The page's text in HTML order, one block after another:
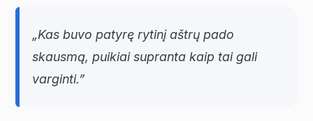
„Kas buvo patyrę rytinį aštrų pado
skausmą, puikiai supranta kaip tai gali
varginti.”